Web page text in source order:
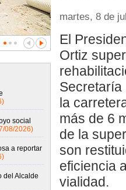
social
08/2026)
a reportar
del Alcalde
martes, 8 de
El
Ortiz
Secretaría
la
más de 6
de la
son
eficiencia
vialidad.